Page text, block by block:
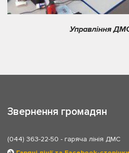
Управління
Звернення громадян
(044) 363-22-50 - гаряча лінія ДМС